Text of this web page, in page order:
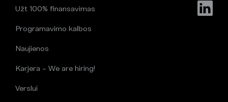
Užt 100% finansavimas
Programavimo kalbos
Naujienos
Karjera – We are hiring!
Verslui